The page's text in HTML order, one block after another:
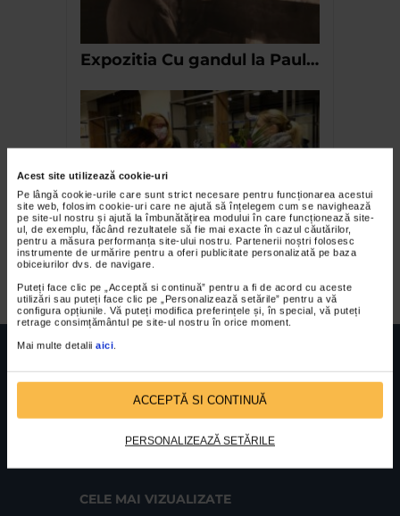
Acest site utilizează cookie-uri
Pe lângă cookie-urile care sunt strict necesare pentru funcționarea acestui
site web, folosim cookie-uri care ne ajută să înțelegem cum se navighează
pe site-ul nostru și ajută la îmbunătățirea modului în care funcționează site-
ul, de exemplu, făcând rezultatele să fie mai exacte în cazul căutărilor,
pentru a măsura performanța site-ului nostru. Partenerii noștri folosesc
instrumente de urmărire pentru a oferi publicitate personalizată pe baza
obiceiurilor dvs. de navigare.
Puteți face clic pe „Acceptă si continuă” pentru a fi de acord cu aceste
utilizări sau puteți face clic pe „Personalizează setările” pentru a vă
configura opțiunile. Vă puteți modifica preferințele și, în special, vă puteți
retrage consimțământul pe site-ul nostru în orice moment.
Mai multe detalii aici
ACCEPTĂ SI CONTINUĂ
PERSONALIZEAZĂ SETĂRILE
Expozitia Cu gandul la Paul…
Ipostaze tulburatoare de
Ana Stefania Andronic
FUNDATIA FILDAS ARTNr inreg registrul special: 4 PJ/ 29.01.2013
Sc. 4, Ap. 197, Sector 2
CELE MAI VIZUALIZATE